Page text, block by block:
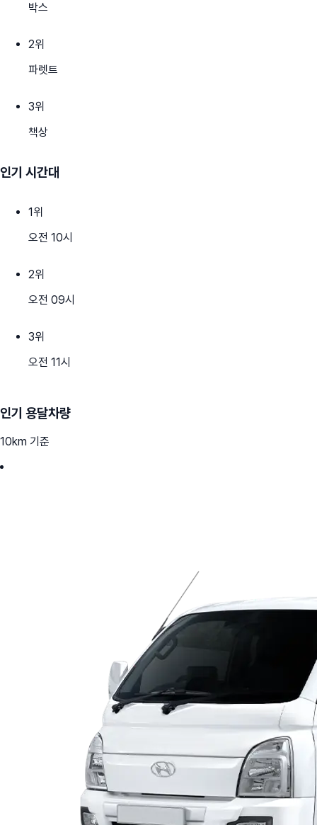
박스
2위
파렛트
3위
책상
인기 시간대
1위
오전 10시
2위
오전 09시
3위
오전 11시
인기 용달차량
10km 기준